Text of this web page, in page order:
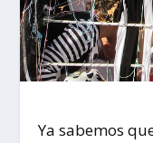
Ya sabemos